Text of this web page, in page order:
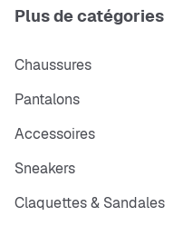
Plus de catégories
Chaussures
Pantalons
Accessoires
Sneakers
Claquettes & Sandales